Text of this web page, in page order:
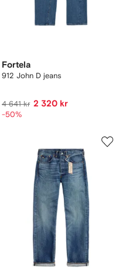
Fortela
912 John D jeans
4 641 kr 2 320 kr
-50%